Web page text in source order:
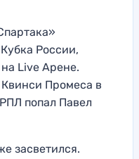
России,
Live Арене.
Промеса в
попал Павел
засветился.